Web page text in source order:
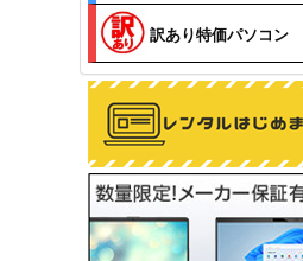
訳あり特価パソコン